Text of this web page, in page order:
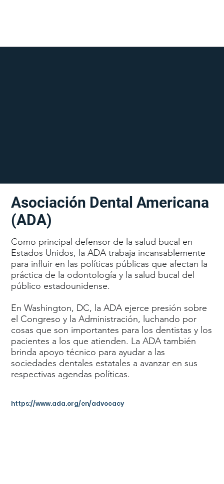
Como principal defensor de la salud bucal en
Estados Unidos, la ADA trabaja incansablemente
para influir en las políticas públicas que afectan la
práctica de la odontología y la salud bucal del
público estadounidense.
En Washington, DC, la ADA ejerce presión sobre
el Congreso y la Administración, luchando por
cosas que son importantes para los dentistas y los
pacientes a los que atienden. La ADA también
brinda apoyo técnico para ayudar a las
sociedades dentales estatales a avanzar en sus
respectivas agendas políticas.
Asociación Dental Americana
(ADA)
https://www.ada.org/en/advocacy